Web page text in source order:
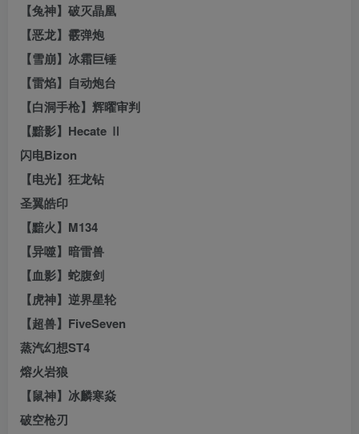
【兔神】破灭晶凰
【恶龙】霰弹炮
【雪崩】冰霜巨锤
【雷焰】自动炮台
【白洞手枪】辉曜审判
【黯影】Hecate Ⅱ
闪电Bizon
【电光】狂龙钻
圣翼皓印
【黯火】M134
【异噬】暗雷兽
【血影】蛇腹剑
【虎神】逆界星轮
【超兽】FiveSeven
蒸汽幻想ST4
熔火岩狼
【鼠神】冰麟寒焱
破空枪刃